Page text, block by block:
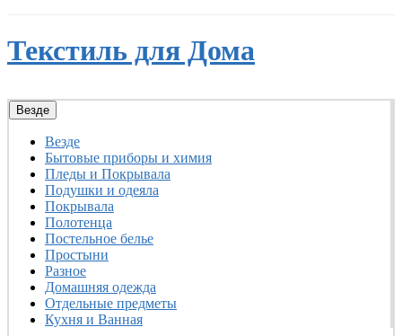
Текстиль для Дома
Везде
Везде
Бытовые приборы и химия
Пледы и Покрывала
Подушки и одеяла
Покрывала
Полотенца
Постельное белье
Простыни
Разное
Домашняя одежда
Отдельные предметы
Кухня и Ванная